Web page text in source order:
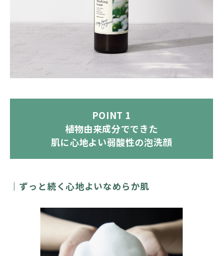
POINT 1
植物由来成分でできた
肌に心地よい弱酸性の泡洗顔
ずっと続く心地よいなめらか肌